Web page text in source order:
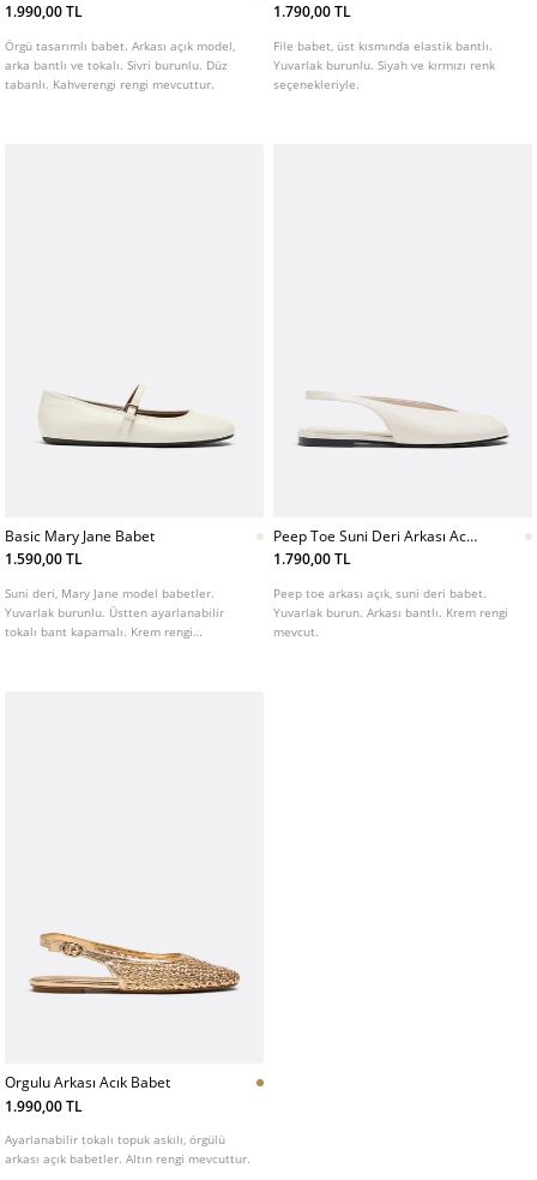
1.990,00 TL
Örgü tasarımlı babet. Arkası açık model,
arka bantlı ve tokalı. Sivri burunlu. Düz
tabanlı. Kahverengi rengi mevcuttur.
1.790,00 TL
File babet, üst kısmında elastik bantlı.
Yuvarlak burunlu. Siyah ve kırmızı renk
seçenekleriyle.
Basic Mary Jane Babet
1.590,00 TL
Suni deri, Mary Jane model babetler.
Yuvarlak burunlu. Üstten ayarlanabilir
tokalı bant kapamalı. Krem rengi
Peep Toe Suni Deri Arkası Acık
Babet
1.790,00 TL
Peep toe arkası açık, suni deri babet.
Yuvarlak burun. Arkası bantlı. Krem rengi
mevcut.
Orgulu Arkası Acık Babet
1.990,00 TL
Ayarlanabilir tokalı topuk askılı, örgülü
arkası açık babetler. Altın rengi mevcuttur.